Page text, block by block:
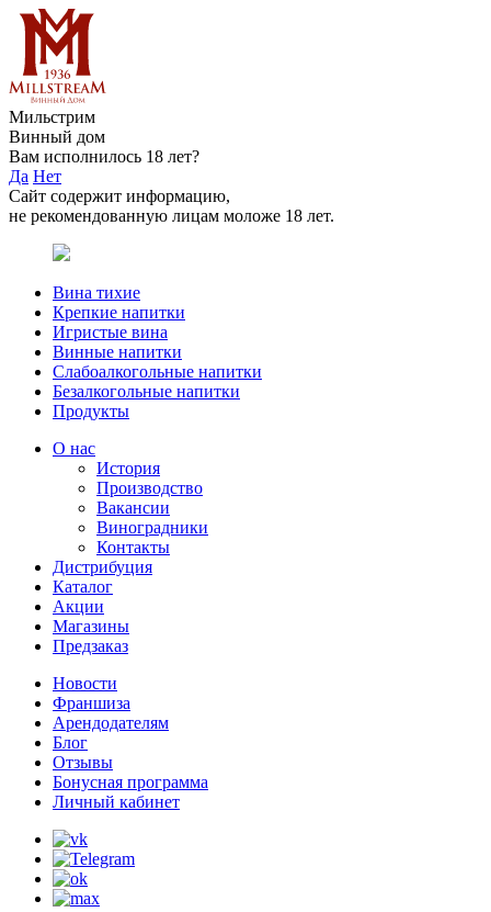
Мильстрим
Винный дом
Вам исполнилось 18 лет?
Да Нет
Сайт содержит информацию,
не рекомендованную лицам моложе 18 лет.
Вина тихие
Крепкие напитки
Игристые вина
Винные напитки
Слабоалкогольные напитки
Безалкогольные напитки
Продукты
О нас
История
Производство
Вакансии
Виноградники
Контакты
Дистрибуция
Каталог
Акции
Магазины
Предзаказ
Новости
Франшиза
Арендодателям
Блог
Отзывы
Бонусная программа
Личный кабинет